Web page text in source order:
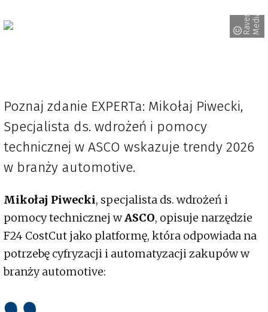
R
a
v
e
n
M
e
d
ia
Poznaj zdanie EXPERTa: Mikołaj Piwecki,
Specjalista ds. wdrożeń i pomocy
technicznej w ASCO wskazuje trendy 2026
w branży automotive.
Mikołaj Piwecki, specjalista ds. wdrożeń i
pomocy technicznej wASCO, opisuje narzędzie
F24 CostCut jako platformę, która odpowiada na
potrzebę cyfryzacji i automatyzacji zakupów w
branży automotive: